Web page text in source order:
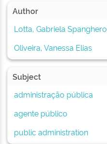
Author
Lotta, Gabriela Spanghero
Oliveira, Vanessa Elias
Subject
administração pública
agente público
public administration